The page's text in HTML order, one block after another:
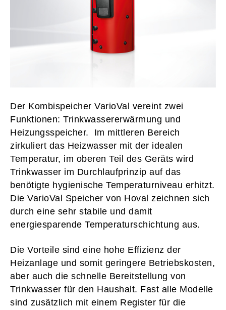
Der Kombispeicher VarioVal vereint zwei
Funktionen: Trinkwassererwärmung und
Heizungsspeicher. Im mittleren Bereich
zirkuliert das Heizwasser mit der idealen
Temperatur, im oberen Teil des Geräts wird
Trinkwasser im Durchlaufprinzip auf das
benötigte hygienische Temperaturniveau erhitzt.
Die VarioVal Speicher von Hoval zeichnen sich
durch eine sehr stabile und damit
energiesparende Temperaturschichtung aus.
Die Vorteile sind eine hohe Effizienz der
Heizanlage und somit geringere Betriebskosten,
aber auch die schnelle Bereitstellung von
Trinkwasser für den Haushalt. Fast alle Modelle
sind zusätzlich mit einem Register für die